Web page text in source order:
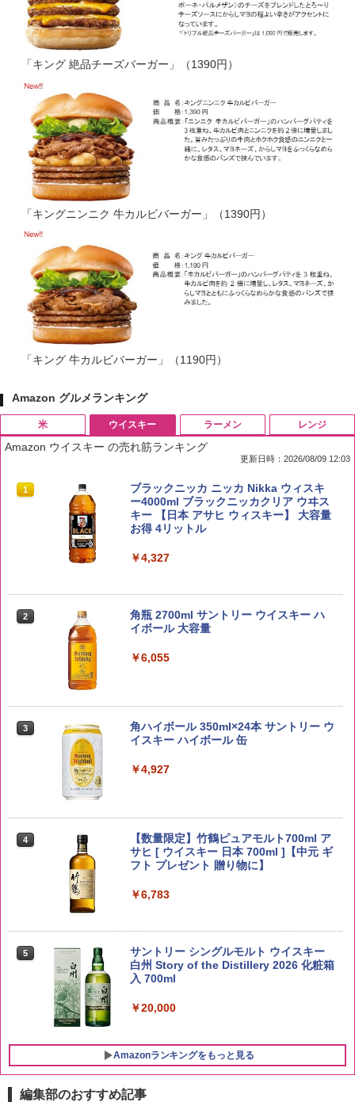
「キング 絶品チーズバーガー」（1390円）
「キングニンニク 牛カルビバーガー」（1390円）
「キング 牛カルビバーガー」（1190円）
Amazon グルメランキング
米
1 by Amazon 国産ブレンド米 精米 5kg
￥2,650
らめき 5kg 令和7年産
米 5kg
5kg 長野県産 令和7年産
￥3,980
【在庫処分価格】ももたろう印 無洗米 5
kg 業務用 お米マイスターブレンド
￥2,680
ウイスキー
Amazon ウイスキー の売れ筋ランキング
更新日時：2026/08/09 12:03
1
ブラックニッカ ニッカ Nikka ウィスキ
ー4000ml ブラックニッカクリア ウヰス
キー 【日本 アサヒ ウィスキー】 大容量
お得 4リットル
￥4,327
2
角瓶 2700ml サントリー ウイスキー ハ
イボール 大容量
￥6,055
3
角ハイボール 350ml×24本 サントリー ウ
イスキー ハイボール 缶
￥4,927
4
【数量限定】竹鶴ピュアモルト700ml ア
サヒ [ ウイスキー 日本 700ml ]【中元 ギ
フト プレゼント 贈り物に】
￥6,783
5
サントリー シングルモルト ウイスキー
白州 Story of the Distillery 2026 化粧箱
入 700ml
￥20,000
Amazonランキングをもっと見る
ラーメン レンジ
編集部のおすすめ記事